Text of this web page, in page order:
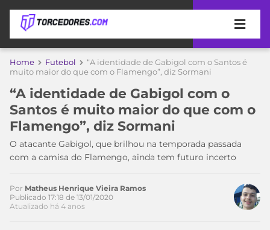
APOSTAS
DE
APOSTA
MELHORES
SITES
DE
APOSTAS
2026
COPA
DO
MUNDO
TIMES
MEU
TIME
CAMPEONATOS
Home Futebol
“A identidade de Gabigol com o Santos é
muito maior do que com o Flamengo”, diz Sormani
“A identidade de Gabigol com o
Santos é muito maior do que com o
Flamengo”, diz Sormani
O atacante Gabigol, que brilhou na temporada passada
com a camisa do Flamengo, ainda tem futuro incerto
Por Matheus Henrique Vieira Ramos
Publicado 17:18 de 13/01/2020
Atualizado há 4 anos